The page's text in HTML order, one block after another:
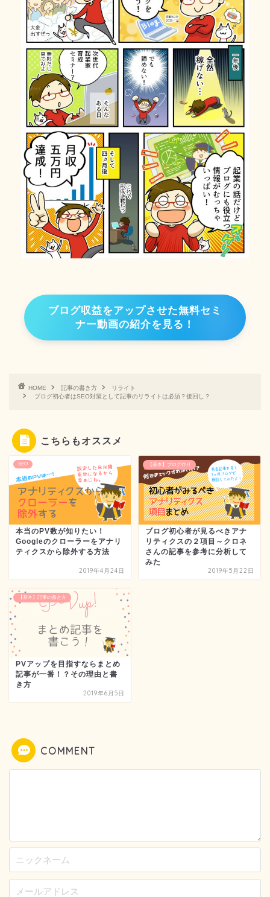
ブログ収益をアップさせた無料セミ
ナー動画の紹介を見る！
HOME 記事の書き方
リライト
ブログ初心者はSEO対策として記事のリライトは必須？後回し？
こちらもオススメ
SEO
本当のPV数が知りたい！
Googleのクローラーをアナリ
ティクスから除外する方法
2019年4月24日
【基本】ブログ作り
ブログ初心者が見るべきアナ
リティクスの２項目～クロネ
さんの記事を参考に分析して
みた
2019年5月22日
【基本】記事の書き方
PVアップを目指すならまとめ
記事が一番！？その理由と書
き方
2019年6月5日
COMMENT